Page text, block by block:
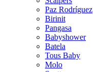
Paz Rodríguez
Birinit
Pangasa
Babyshower
Batela
Tous Baby
Molo